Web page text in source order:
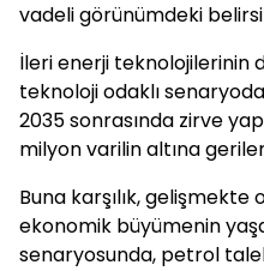
vadeli görünümdeki
İleri enerji teknolojilerinin
teknoloji odaklı
2035 sonrasında zirve
milyon varilin altına
Buna karşılık,
ekonomik büyümenin
senaryosunda, petrol